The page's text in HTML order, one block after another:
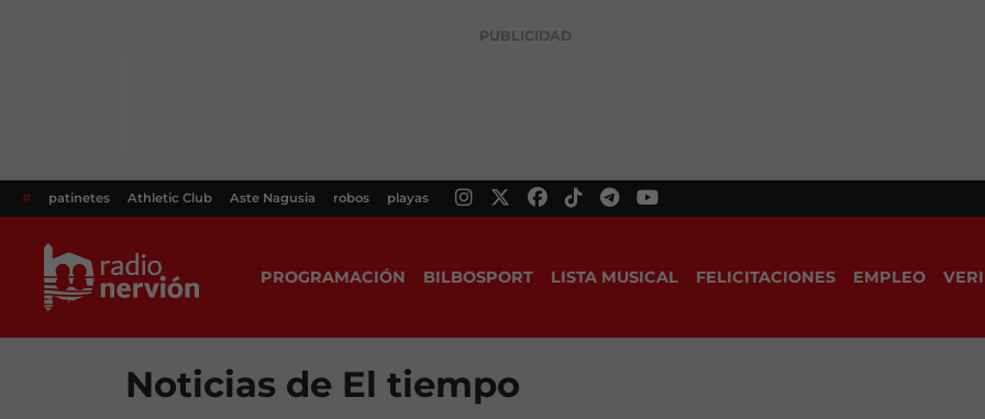
PUBLICIDAD
# patinetes Athletic Club Aste Nagusia robos playas
PROGRAMACIÓN BILBOSPORT LISTA MUSICAL FELICITACIONES EMPLEO
Noticias de El tiempo